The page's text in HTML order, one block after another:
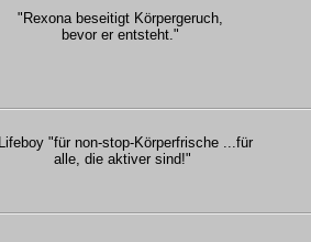
"Rexona beseitigt Körpergeruch,
bevor er entsteht."
Lifeboy "für non-stop-Körperfrische ...für
alle, die aktiver sind!"